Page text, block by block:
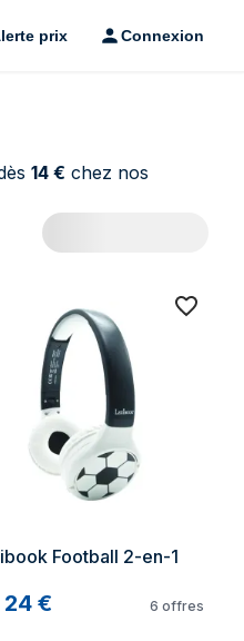
prix Connexion
14 € chez nos
Football 2-en-1
24 € 6 offres